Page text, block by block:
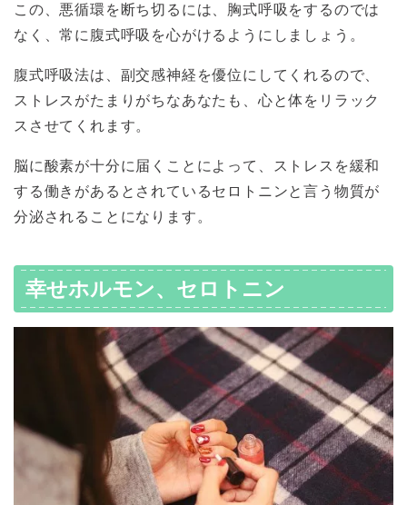
この、悪循環を断ち切るには、胸式呼吸をするのでは
なく、常に腹式呼吸を心がけるようにしましょう。
腹式呼吸法は、副交感神経を優位にしてくれるので、
ストレスがたまりがちなあなたも、心と体をリラック
スさせてくれます。
脳に酸素が十分に届くことによって、ストレスを緩和
する働きがあるとされているセロトニンと言う物質が
分泌されることになります。
幸せホルモン、セロトニン